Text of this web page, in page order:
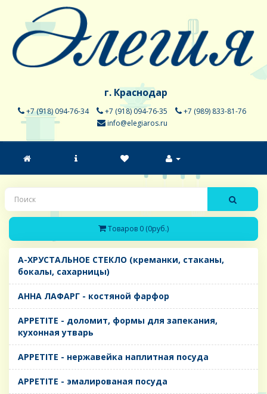
г. Краснодар
+7 (918) 094-76-34 +7 (918) 094-76-35
+7 (989) 833-81-76
info@elegiaros.ru
Товаров 0 (0руб.)
A-ХРУСТАЛЬНОЕ СТЕКЛО (креманки, стаканы,
бокалы, сахарницы)
AHHA ЛАФАРГ - костяной фарфор
APPETITE - доломит, формы для запекания,
кухонная утварь
APPETITE - нержавейка наплитная посуда
APPETITE - эмалированая посуда